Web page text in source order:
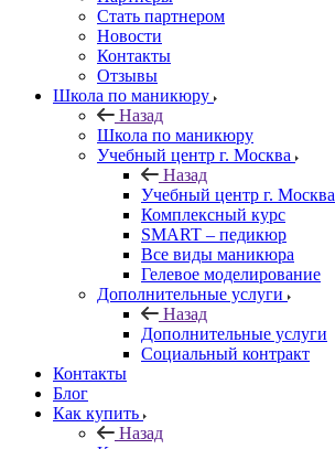
Стать партнером
Новости
Контакты
Отзывы
Школа по маникюру
Назад
Школа по маникюру
Учебный центр г. Москва
Назад
Учебный центр г. Москва
Комплексный курс
SMART – педикюр
Все виды маникюра
Гелевое моделирование
Дополнительные услуги
Назад
Дополнительные услуги
Социальный контракт
Контакты
Блог
Как купить
Назад